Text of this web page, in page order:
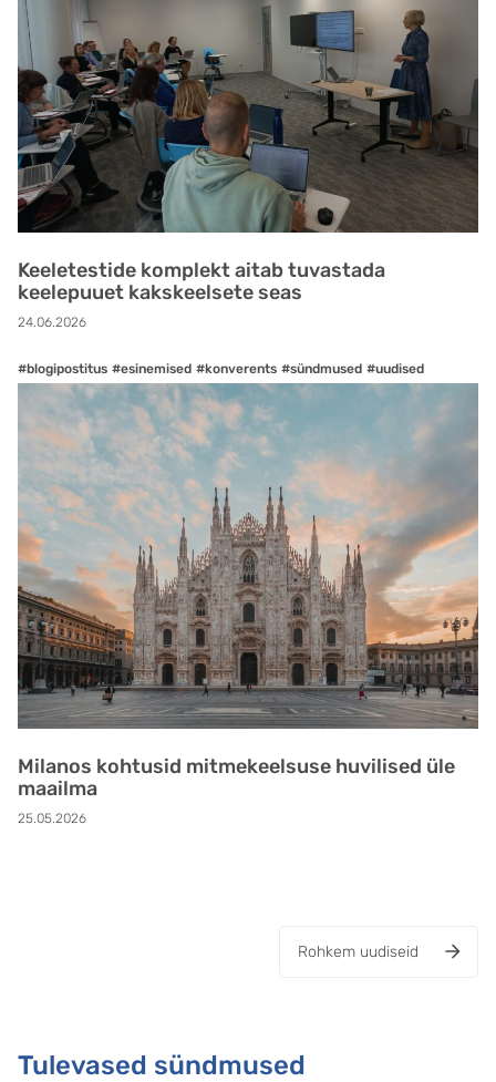
Keeletestide komplekt aitab tuvastada
keelepuuet kakskeelsete seas
24.06.2026
#blogipostitus #esinemised #konverents #sündmused #uudised
Milanos kohtusid mitmekeelsuse huvilised üle
maailma
25.05.2026
Rohkem uudiseid
Tulevased sündmused